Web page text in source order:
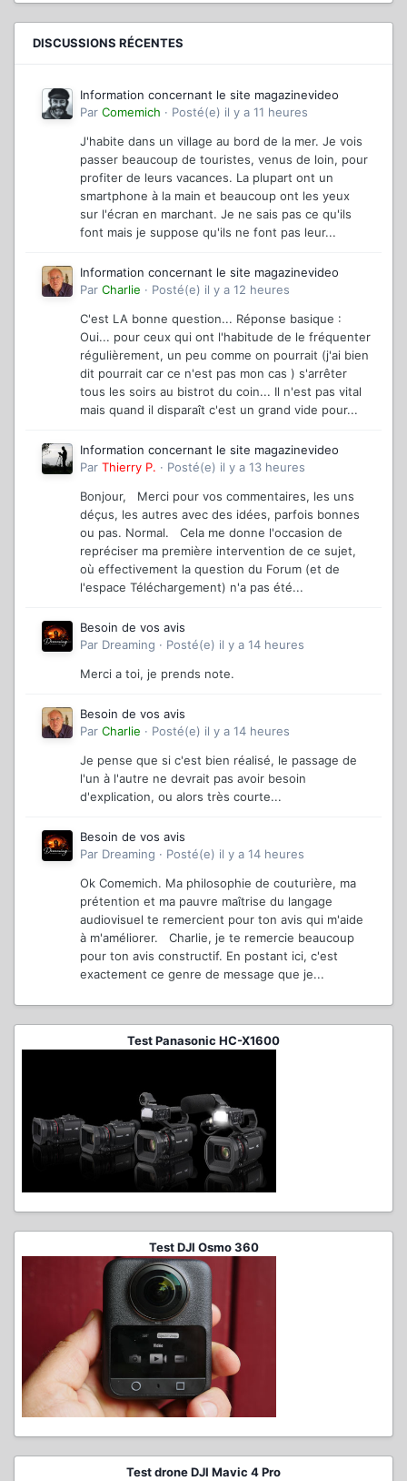
DISCUSSIONS RÉCENTES
Information concernant le site magazinevideo
Par Comemich · Posté(e) il y a 11 heures
J'habite dans un village au bord de la mer. Je vois
passer beaucoup de touristes, venus de loin, pour
profiter de leurs vacances. La plupart ont un
smartphone à la main et beaucoup ont les yeux
sur l'écran en marchant. Je ne sais pas ce qu'ils
font mais je suppose qu'ils ne font pas leur...
Information concernant le site magazinevideo
Par Charlie · Posté(e) il y a 12 heures
C'est LA bonne question... Réponse basique :
Oui... pour ceux qui ont l'habitude de le fréquenter
régulièrement, un peu comme on pourrait (j'ai bien
dit pourrait car ce n'est pas mon cas ) s'arrêter
tous les soirs au bistrot du coin... Il n'est pas vital
mais quand il disparaît c'est un grand vide pour...
Information concernant le site magazinevideo
Par Thierry P. · Posté(e) il y a 13 heures
Bonjour, Merci pour vos commentaires, les uns
déçus, les autres avec des idées, parfois bonnes
ou pas. Normal. Cela me donne l'occasion de
repréciser ma première intervention de ce sujet,
où effectivement la question du Forum (et de
l'espace Téléchargement) n'a pas été...
Besoin de vos avis
Par Dreaming · Posté(e) il y a 14 heures
Merci a toi, je prends note.
Besoin de vos avis
Par Charlie · Posté(e) il y a 14 heures
Je pense que si c'est bien réalisé, le passage de
l'un à l'autre ne devrait pas avoir besoin
d'explication, ou alors très courte...
Besoin de vos avis
Par Dreaming · Posté(e) il y a 14 heures
Ok Comemich. Ma philosophie de couturière, ma
prétention et ma pauvre maîtrise du langage
audiovisuel te remercient pour ton avis qui m'aide
à m'améliorer. Charlie, je te remercie beaucoup
pour ton avis constructif. En postant ici, c'est
exactement ce genre de message que je...
Test Panasonic HC-X1600
Test DJI Osmo 360
Test drone DJI Mavic 4 Pro